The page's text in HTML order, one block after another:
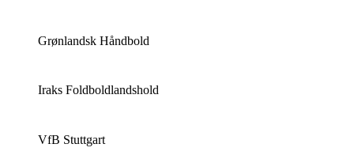
Grønlandsk Håndbold
Iraks Foldboldlandshold
VfB Stuttgart